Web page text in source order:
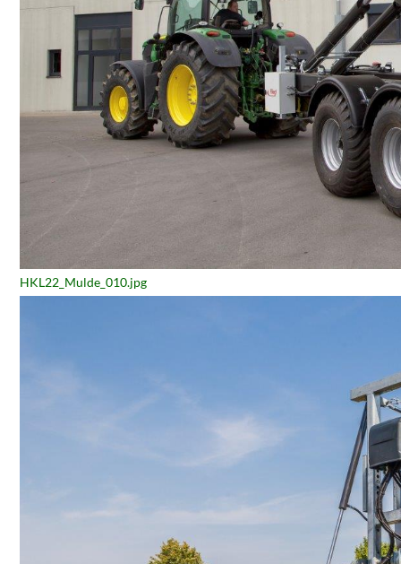
HKL22_Mulde_010.jpg